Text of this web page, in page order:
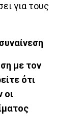
για τους
με τον
ότι
οι